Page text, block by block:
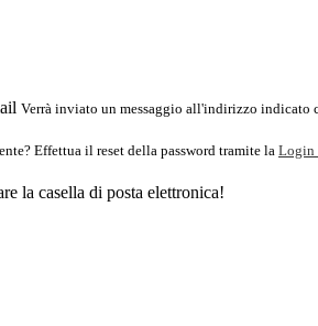
Verrà inviato un messaggio all'indirizzo indicato
Effettua il reset della password tramite la Login
la casella di posta elettronica!